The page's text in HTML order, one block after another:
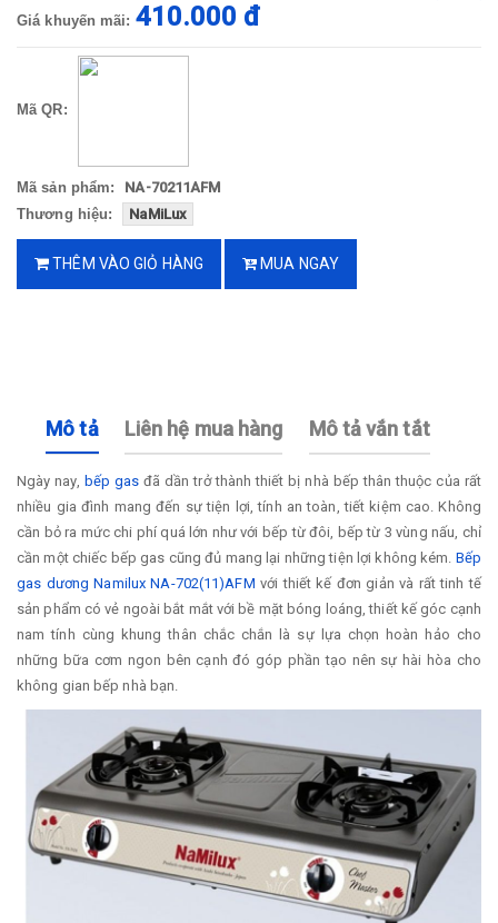
Giá khuyến mãi: 410.000 đ
Mã QR:
Mã sản phẩm:
NA-70211AFM
Thương hiệu:
NaMiLux
THÊM VÀO GIỎ HÀNG MUA NGAY
Mô tả Liên hệ mua hàng Mô tả vắn tắt
Ngày nay, bếp gas đã dần trở thành thiết bị nhà bếp thân thuộc của rất
nhiều gia đình mang đến sự tiện lợi, tính an toàn, tiết kiệm cao. Không
cần bỏ ra mức chi phí quá lớn như với bếp từ đôi, bếp từ 3 vùng nấu, chỉ
cần một chiếc bếp gas cũng đủ mang lại những tiện lợi không kém. Bếp
gas dương Namilux NA-702(11)AFM với thiết kế đơn giản và rất tinh tế
sản phẩm có vẻ ngoài bắt mắt với bề mặt bóng loáng, thiết kế góc cạnh
nam tính cùng khung thân chắc chắn là sự lựa chọn hoàn hảo cho
những bữa cơm ngon bên cạnh đó góp phần tạo nên sự hài hòa cho
không gian bếp nhà bạn.